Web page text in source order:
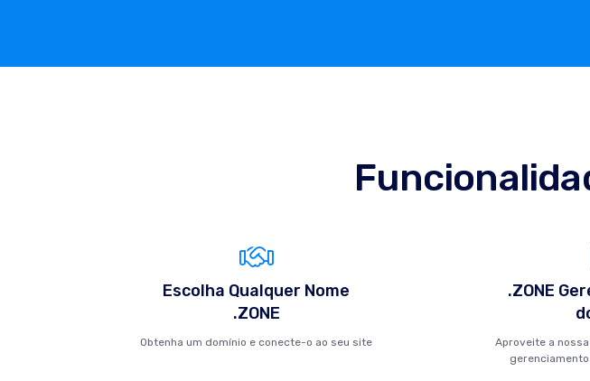
Escolha Qualquer Nome
.ZONE
Obtenha um domínio e conecte-o ao seu site
.ZONE
Aproveite a